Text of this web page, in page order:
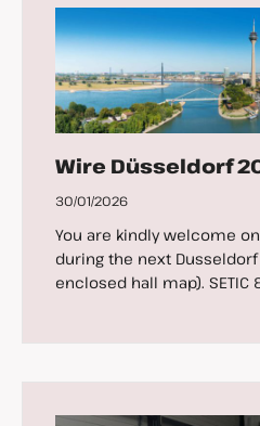
Wire Düsseldorf
30/01/2026
You are kindly welcome
during the next
enclosed hall map). SETIC